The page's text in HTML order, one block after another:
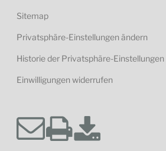
Sitemap
Privatsphäre-Einstellungen ändern
Historie der Privatsphäre-Einstellungen
Einwilligungen widerrufen